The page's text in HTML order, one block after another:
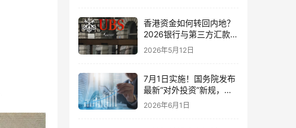
香港资金如何转回内地？
2026银行与第三方汇款全
攻略
2026年5月12日
7月1日实施！国务院发布
最新“对外投资”新规，炒
股、出海、海外资产配置
2026年6月1日